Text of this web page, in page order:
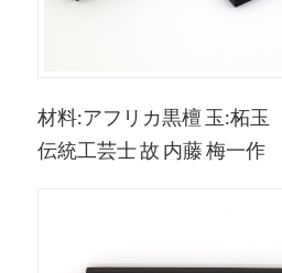
材料:アフリカ黒檀 玉:柘玉
伝統工芸士 故 内藤 梅一作